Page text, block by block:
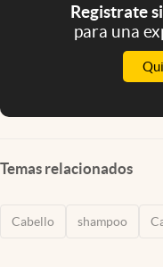
Registrate
para una
Temas relacionados
Cabello shampoo